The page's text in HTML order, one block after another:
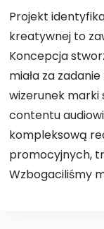
Projekt
kreatywnej to
Koncepcja
miała za
wizerunek marki
contentu
kompleksową
promocyjnych,
Wzbogaciliśmy